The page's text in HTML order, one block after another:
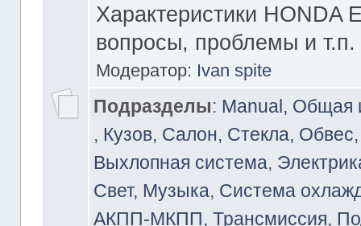
Характеристики HONDA
вопросы, проблемы и т.п.
Модератор: Ivan spite
Подразделы: Manual,
, Кузов, Салон, Стекла,
Выхлопная система,
Свет, Музыка, Система
АКПП-МКПП, Трансмиссия,